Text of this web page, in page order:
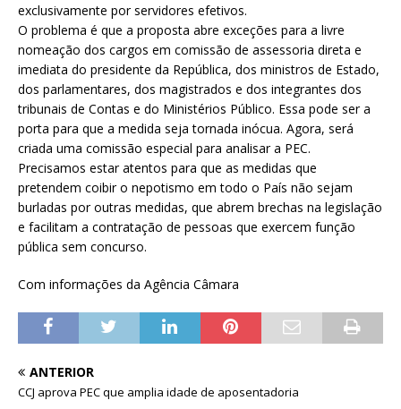
exclusivamente por servidores efetivos.
O problema é que a proposta abre exceções para a livre
nomeação dos cargos em comissão de assessoria direta e
imediata do presidente da República, dos ministros de Estado,
dos parlamentares, dos magistrados e dos integrantes dos
tribunais de Contas e do Ministérios Público. Essa pode ser a
porta para que a medida seja tornada inócua. Agora, será
criada uma comissão especial para analisar a PEC.
Precisamos estar atentos para que as medidas que
pretendem coibir o nepotismo em todo o País não sejam
burladas por outras medidas, que abrem brechas na legislação
e facilitam a contratação de pessoas que exercem função
pública sem concurso.
Com informações da Agência Câmara
ANTERIOR
CCJ aprova PEC que amplia idade de aposentadoria